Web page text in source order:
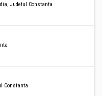
Judetul Constanta
Constanta